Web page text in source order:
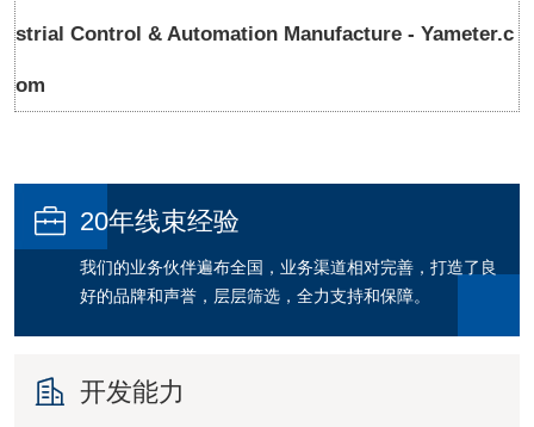
strial Control & Automation Manufacture - Yameter.c
om
 20年线束经验
我们的业务伙伴遍布全国，业务渠道相对完善，打造了良
好的品牌和声誉，层层筛选，全力支持和保障。
 开发能力